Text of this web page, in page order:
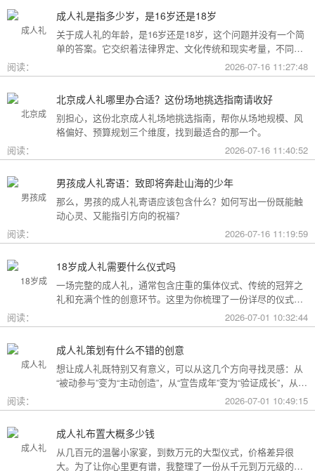
成人礼是指多少岁，是16岁还是18岁
关于成人礼的年龄，是16岁还是18岁，这个问题并没有一个简
单的答案。它交织着法律界定、文化传统和现实考量，不同的
阅读： 2026-07-16 11:27:48
北京成人礼哪里办合适？这份场地挑选指南请收好
别担心，这份北京成人礼场地挑选指南，帮你从场地规模、风
格偏好、预算规划三个维度，找到最适合的那一个。
阅读：
2026-07-16 11:40:52
男孩成人礼寄语：致即将奔赴山海的少年
那么，男孩的成人礼寄语应该包含什么？如何写出一份既能触
动心灵、又能指引方向的祝福？
阅读：
2026-07-16 11:19:59
18岁成人礼需要什么仪式吗
一场完整的成人礼，通常包含庄重的集体仪式、传统的冠笄之
礼和充满个性的创意环节。这里为你梳理了一份详尽的仪式清
阅读： 2026-07-01 10:32:44
成人礼策划有什么不错的创意
想让成人礼既特别又有意义，可以从这几个方向寻找灵感：从
“被动参与”变为“主动创造”，从“宣告成年”变为“验证成长”，从
阅读： 2026-07-01 10:49:15
成人礼布置大概多少钱
从几百元的温馨小家宴，到数万元的大型仪式，价格差异很
大。为了让你心里更有谱，我整理了一份从千元到万元级的费